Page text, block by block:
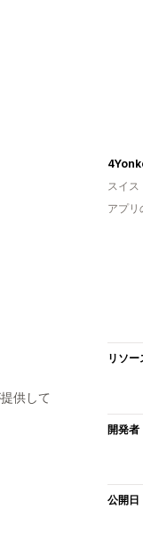
スイス
アプリ
供して
リソー
開発者
公開日